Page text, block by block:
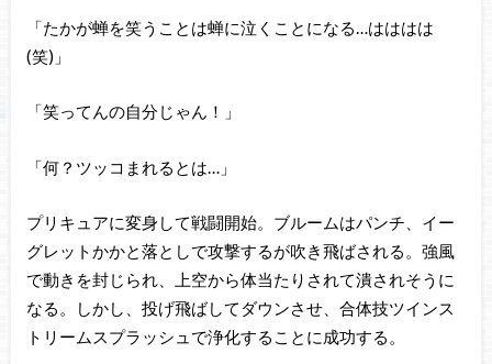
「たかが蝉を笑うことは蝉に泣くことになる…はははは
(笑)」
「笑ってんの自分じゃん！」
「何？ツッコまれるとは…」
プリキュアに変身して戦闘開始。ブルームはパンチ、イー
グレットかかと落としで攻撃するが吹き飛ばされる。強風
で動きを封じられ、上空から体当たりされて潰されそうに
なる。しかし、投げ飛ばしてダウンさせ、合体技ツインス
トリームスプラッシュで浄化することに成功する。